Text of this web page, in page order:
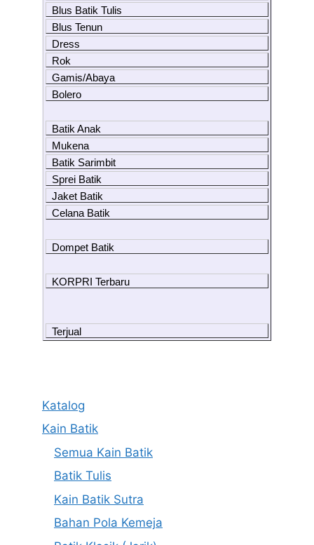
Blus Batik Tulis
Blus Tenun
Dress
Rok
Gamis/Abaya
Bolero
Batik Anak
Mukena
Batik Sarimbit
Sprei Batik
Jaket Batik
Celana Batik
Dompet Batik
KORPRI Terbaru
Terjual
Katalog
Kain Batik
Semua Kain Batik
Batik Tulis
Kain Batik Sutra
Bahan Pola Kemeja